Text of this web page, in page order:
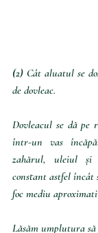
(2) Cât aluatul se
de dovleac.
Dovleacul se dă pe
într-un vas
zahărul, uleiul și
constant astfel încât
foc mediu
Lăsăm umplutura